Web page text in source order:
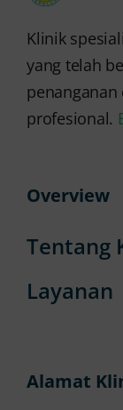
Klinik
yang telah
profesional.
Overview
Tentang
Layanan
Alamat